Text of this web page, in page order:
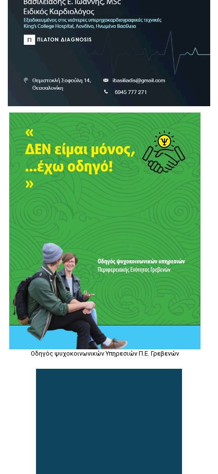
Οδηγός ψυχοκοινωνικών Υπηρεσιών Π.Ε. Γρεβενών